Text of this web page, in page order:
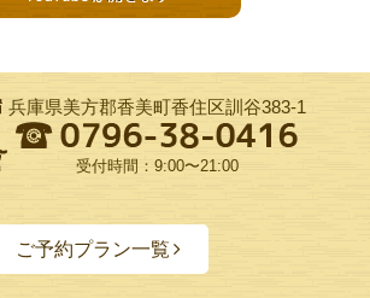
兵庫県美方郡香美町香住区訓谷383-1
受付時間：9:00〜21:00
ご予約プラン一覧